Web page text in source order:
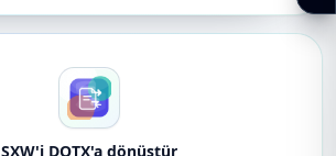
SXW'i DOTX'a dönüştür